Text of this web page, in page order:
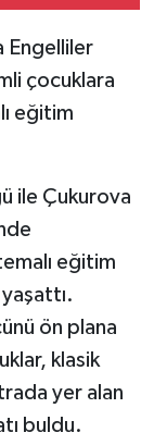
Engelliler
çocuklara
eğitim
ile Çukurova
eğitim
ön plana
klasik
yer alan
buldu.